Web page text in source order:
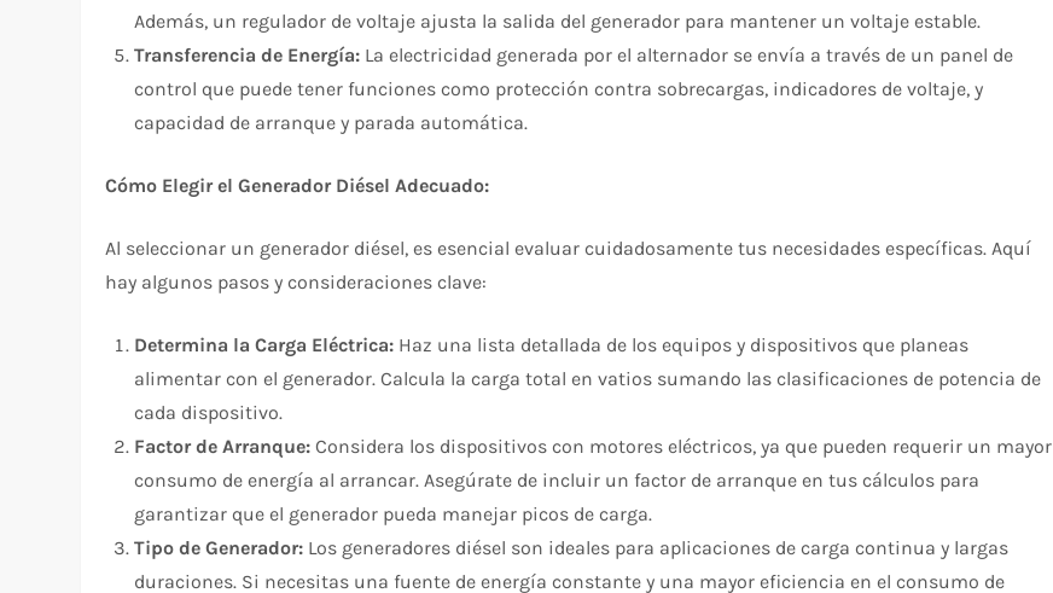
Además, un regulador de voltaje ajusta la salida del generador para mantener un voltaje estable.
Transferencia de Energía: La electricidad generada por el alternador se envía a través de un panel de
control que puede tener funciones como protección contra sobrecargas, indicadores de voltaje, y
capacidad de arranque y parada automática.
Cómo Elegir el Generador Diésel Adecuado:
Al seleccionar un generador diésel, es esencial evaluar cuidadosamente tus necesidades específicas. Aquí
hay algunos pasos y consideraciones clave:
Determina la Carga Eléctrica: Haz una lista detallada de los equipos y dispositivos que planeas
alimentar con el generador. Calcula la carga total en vatios sumando las clasificaciones de potencia de
cada dispositivo.
Factor de Arranque: Considera los dispositivos con motores eléctricos, ya que pueden requerir un mayor
consumo de energía al arrancar. Asegúrate de incluir un factor de arranque en tus cálculos para
garantizar que el generador pueda manejar picos de carga.
Tipo de Generador: Los generadores diésel son ideales para aplicaciones de carga continua y largas
duraciones. Si necesitas una fuente de energía constante y una mayor eficiencia en el consumo de